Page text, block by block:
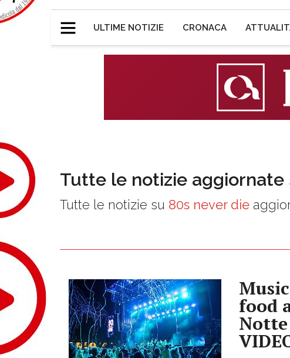
ULTIME NOTIZIE CRONACA
Tutte le notizie aggiornate
Tutte le notizie su 80s never die
food
Notte